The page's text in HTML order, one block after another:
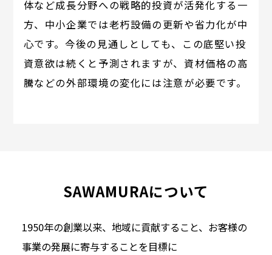
体など成長分野への戦略的投資が活発化する一
方、中小企業では老朽設備の更新や省力化が中
心です。今後の見通しとしても、この底堅い投
資意欲は続くと予測されますが、資材価格の高
騰などの外部環境の変化には注意が必要です。
SAWAMURAについて
1950年の創業以来、地域に貢献すること、お客様の
事業の発展に寄与することを目標に